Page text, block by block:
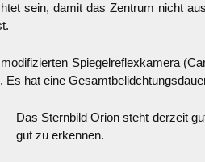
sein, damit das Zentrum nicht
Spiegelreflexkamera
Es hat eine
Das Sternbild Orion steht derzeit
gut zu erkennen.